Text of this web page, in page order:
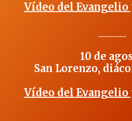
Vídeo del
10 de
San Lorenzo,
Vídeo del